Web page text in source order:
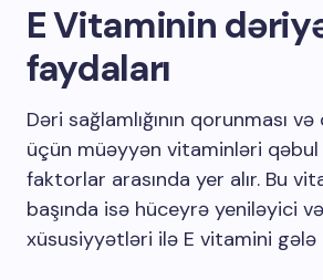
E Vitaminin
faydaları
Dəri sağlamlığının qorunması
üçün müəyyən vitaminləri
faktorlar arasında yer alır. Bu
başında isə hüceyrə yeniləyici
xüsusiyyətləri ilə E vitamini gələ